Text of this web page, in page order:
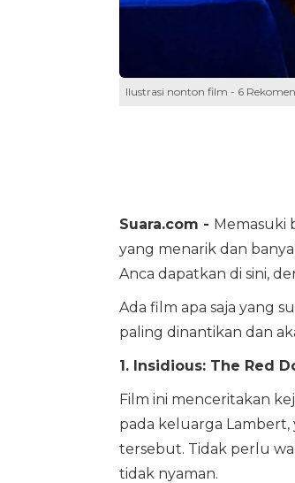
Ilustrasi nonton film - 6
Suara.com - Memasuki
yang menarik dan
Anca dapatkan di sini,
Ada film apa saja yang
paling dinantikan dan
1. Insidious: The Red
Film ini menceritakan
pada keluarga
tersebut. Tidak perlu
tidak nyaman.